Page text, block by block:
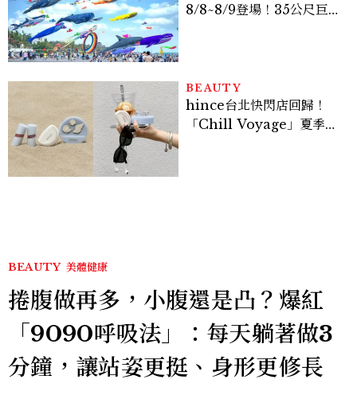
8/8~8/9登場！35公尺巨大
BEAUTY
hince台北快閃店回歸！
「Chill Voyage」夏季限
BEAUTY 美體健康
捲腹做再多，小腹還是凸？爆紅
「9090呼吸法」：每天躺著做3
分鐘，讓站姿更挺、身形更修長